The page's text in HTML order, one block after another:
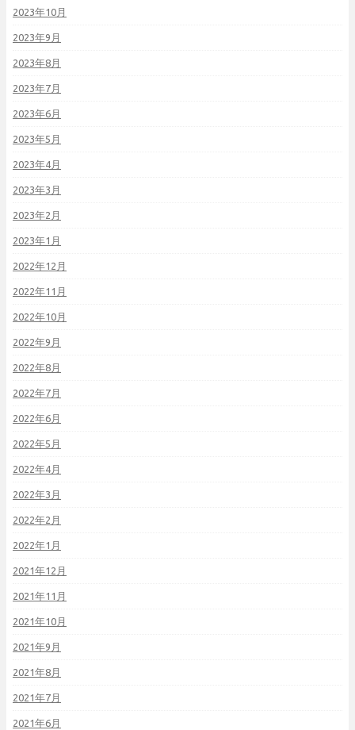
2023年10月
2023年9月
2023年8月
2023年7月
2023年6月
2023年5月
2023年4月
2023年3月
2023年2月
2023年1月
2022年12月
2022年11月
2022年10月
2022年9月
2022年8月
2022年7月
2022年6月
2022年5月
2022年4月
2022年3月
2022年2月
2022年1月
2021年12月
2021年11月
2021年10月
2021年9月
2021年8月
2021年7月
2021年6月